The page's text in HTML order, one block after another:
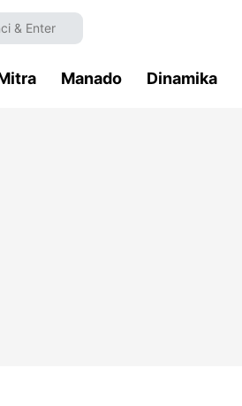
Manado Dinamika